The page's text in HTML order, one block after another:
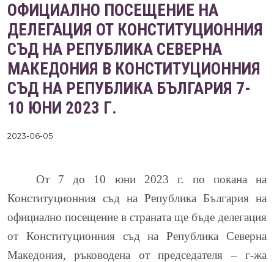
ОФИЦИАЛНО ПОСЕЩЕНИЕ НА
ДЕЛЕГАЦИЯ ОТ КОНСТИТУЦИОННИЯ
СЪД НА РЕПУБЛИКА СЕВЕРНА
МАКЕДОНИЯ В КОНСТИТУЦИОННИЯ
СЪД НА РЕПУБЛИКА БЪЛГАРИЯ 7-
10 ЮНИ 2023 Г.
2023-06-05
От 7 до 10 юни 2023 г. по покана на
Конституционния съд на Република България на
официално посещение в страната ще бъде делегация
от Конституционния съд на Република Северна
Македония, ръководена от председателя – г-жа